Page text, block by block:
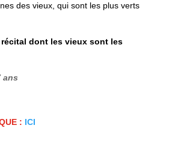
des vieux, qui sont les plus verts
dont les vieux sont les
ans
: ICI